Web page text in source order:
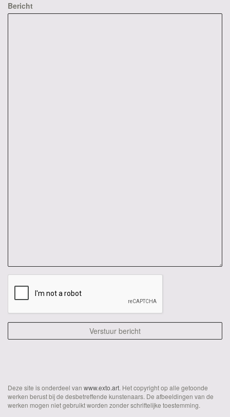
Bericht
Deze site is onderdeel van www.exto.art. Het copyright op alle getoonde
werken berust bij de desbetreffende kunstenaars. De afbeeldingen van de
werken mogen niet gebruikt worden zonder schriftelijke toestemming.